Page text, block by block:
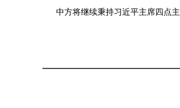
中方将继续秉持习近平主席四点